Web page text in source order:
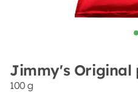
Jimmy's Original
100 g